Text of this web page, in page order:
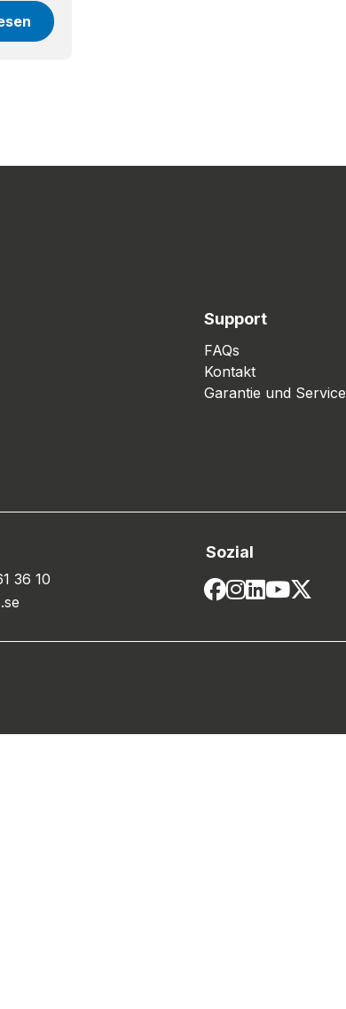
Support
FAQs
Kontakt
Garantie und Service
36 10
Sozial